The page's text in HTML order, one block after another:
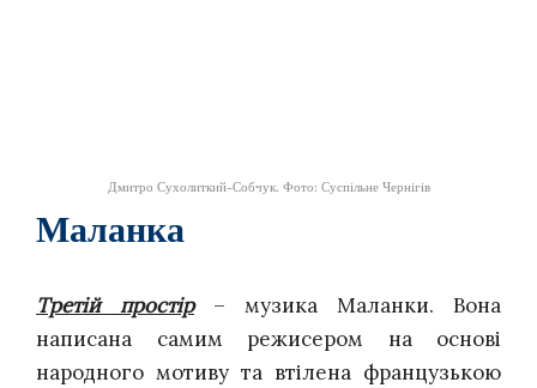
Дмитро Сухолиткий-Собчук. Фото: Суспільне Чернігів
Маланка
Третій простір– музика Маланки. Вона
написана самим режисером на основі
народного мотиву та втілена французькою